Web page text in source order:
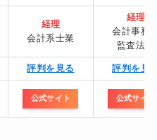
経理
会計系士業
経理
会計事務
監査法人
評判を見る 評判を見
公式サイト 公式サイト